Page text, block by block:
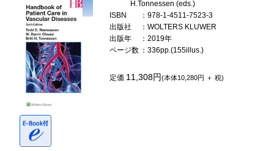
H.Tonnessen (eds.)
ISBN
：978-1-4511-7523-3
出版社
：WOLTERS KLUWER
出版年
：2019年
ページ数 ：336pp.(155illus.)
定価 11,308円(本体10,280円 ＋ 税)